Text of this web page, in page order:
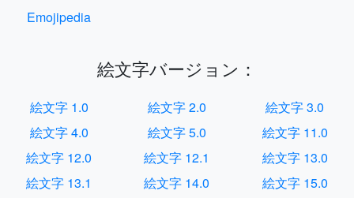
Emojipedia
絵文字バージョン：
絵文字 1.0 絵文字 2.0
絵文字 3.0
絵文字 4.0
絵文字 5.0
絵文字 11.0
絵文字 12.0
絵文字 12.1
絵文字 13.0
絵文字 13.1
絵文字 14.0
絵文字 15.0